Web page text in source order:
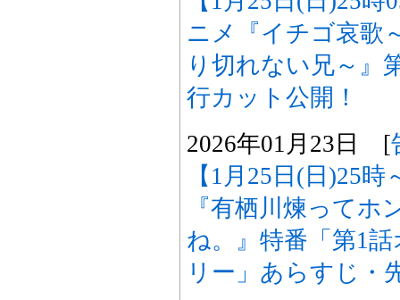
ニメ『イチゴ哀歌
り切れない兄～
行カット公開！
2026年01月23日 [
【1月25日(日)25
『有栖川煉ってホ
ね。』特番「第1
リー」あらすじ・